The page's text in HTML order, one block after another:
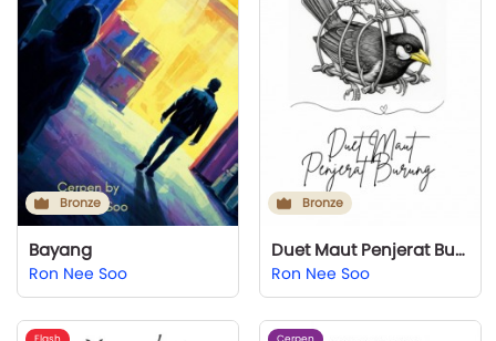
Bronze
Bayang
Ron Nee Soo
Bronze
Duet Maut Penjerat Burung
Ron Nee Soo